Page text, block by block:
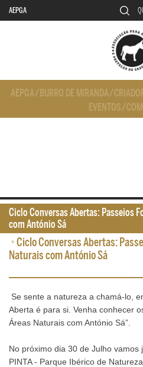
AEPGA
AEPGA/ BURRO DE MIRANDA/
EVENTOS/
•Ciclo Conversas Abertas:
Naturais com António Sá
Se sente a natureza a chamá-lo,
Aberta é para si. Venha conhecer
Áreas Naturais com António Sá”.
No próximo dia 30 de Julho
PINTA - Parque Ibérico de
Ciclo Conversas Abertas: Passeios
com António Sá